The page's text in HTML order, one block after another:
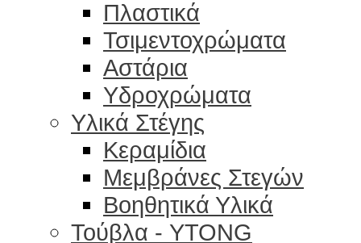
Πλαστικά
Τσιμεντοχρώματα
Αστάρια
Υδροχρώματα
Υλικά Στέγης
Κεραμίδια
Μεμβράνες Στεγών
Βοηθητικά Υλικά
Τούβλα - YTONG